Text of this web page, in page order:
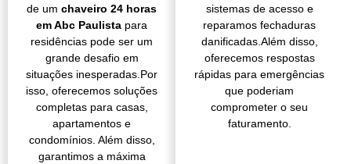
de um chaveiro 24 horas
em Abc Paulista para
residências pode ser um
grande desafio em
situações inesperadas.Por
isso, oferecemos soluções
completas para casas,
apartamentos e
condomínios. Além disso,
garantimos a máxima
sistemas de acesso e
reparamos fechaduras
danificadas.Além disso,
oferecemos respostas
rápidas para emergências
que poderiam
comprometer o seu
faturamento.